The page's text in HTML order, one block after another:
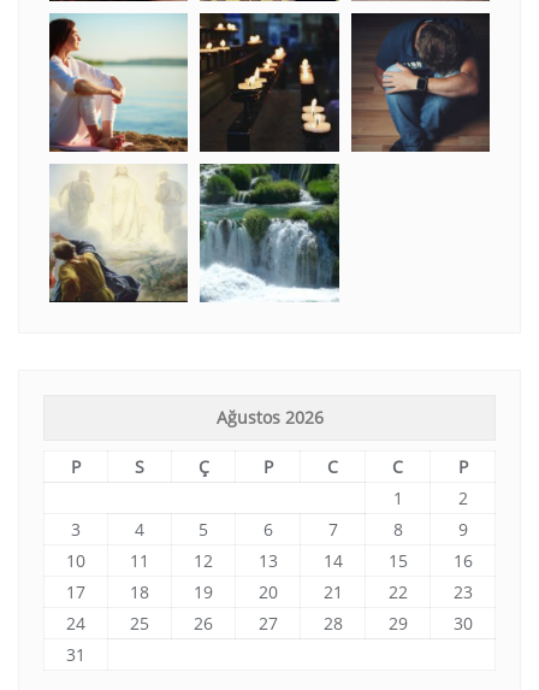
Ağustos 2026
P S Ç P C C
P
1
2
3
4 5 6 7 8
9
10
11 12 13 14 15
16
17
18 19 20 21 22
23
24
25 26 27 28 29
30
31